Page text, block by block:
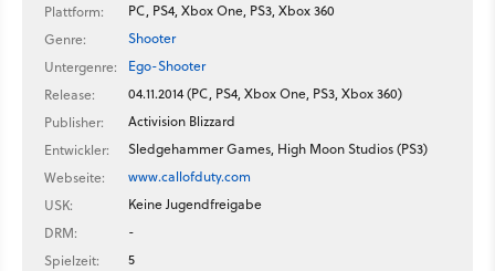
Plattform:
PC, PS4, Xbox One, PS3, Xbox 360
Genre:
Shooter
Untergenre:
Ego-Shooter
Release:
04.11.2014 (PC, PS4, Xbox One, PS3, Xbox 360)
Publisher:
Activision Blizzard
Entwickler:
Sledgehammer Games, High Moon Studios (PS3)
Webseite:
www.callofduty.com
USK:
Keine Jugendfreigabe
DRM:
-
Spielzeit:
5